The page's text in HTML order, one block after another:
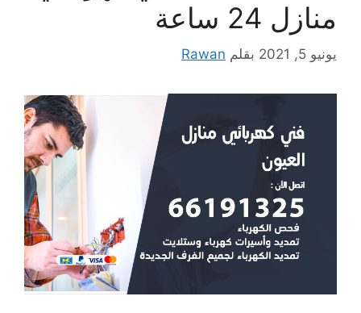
منازل 24 ساعة
يونيو 5, 2021 بقلم Rawan